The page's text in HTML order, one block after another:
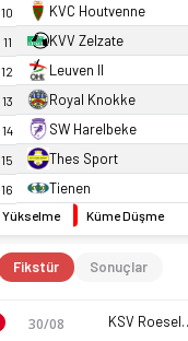
10 KVC Houtvenne
11 KVV Zelzate
12 Leuven II
13 Royal Knokke
14 SW Harelbeke
15 Thes Sport
16 Tienen
Yükselme Küme Düşme
Fikstür Sonuçlar
30/08 KSV